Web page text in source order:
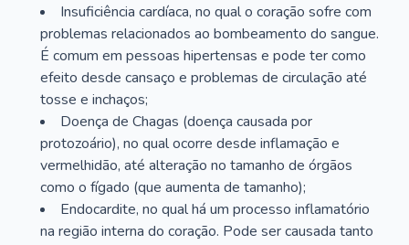
Insuficiência cardíaca, no qual o coração sofre com
problemas relacionados ao bombeamento do sangue.
É comum em pessoas hipertensas e pode ter como
efeito desde cansaço e problemas de circulação até
tosse e inchaços;
Doença de Chagas (doença causada por
protozoário), no qual ocorre desde inflamação e
vermelhidão, até alteração no tamanho de órgãos
como o fígado (que aumenta de tamanho);
Endocardite, no qual há um processo inflamatório
na região interna do coração. Pode ser causada tanto